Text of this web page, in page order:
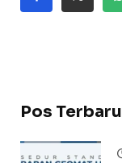
Pos Terbaru